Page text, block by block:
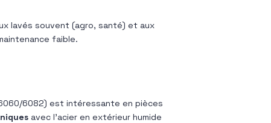
lavés souvent (agro, santé) et aux
faible.
6082) est intéressante en pièces
avec l’acier en extérieur humide